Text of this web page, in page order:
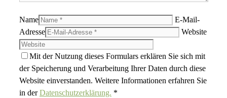
Name
E-Mail-
Adresse
Website
Mit der Nutzung dieses Formulars erklären Sie sich mit
der Speicherung und Verarbeitung Ihrer Daten durch diese
Website einverstanden. Weitere Informationen erfahren Sie
in derDatenschutzerklärung. *